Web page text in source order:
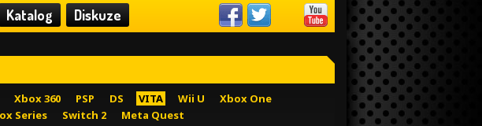
Katalog Diskuze
Xbox 360 PSP DS VITA Wii U
Xbox One
Series Switch 2 Meta Quest